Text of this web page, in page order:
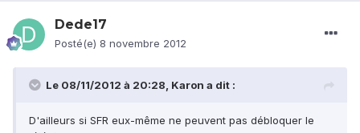
Dede17
Posté(e) 8 novembre 2012
Le 08/11/2012 à 20:28, Karon a dit :
D'ailleurs si SFR eux-même ne peuvent pas débloquer le